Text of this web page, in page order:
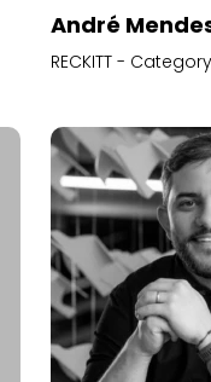
André
RECKITT -